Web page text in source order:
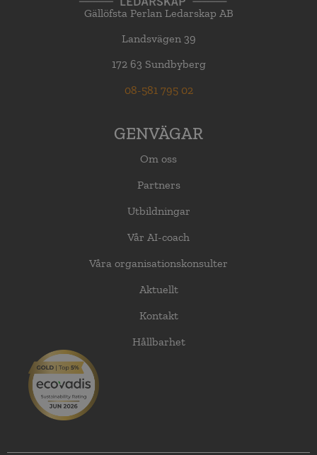
Gällöfsta Perlan Ledarskap AB
Landsvägen 39
172 63 Sundbyberg
08-581 795 02
GENVÄGAR
Om oss
Partners
Utbildningar
Vår AI-coach
Våra organisationskonsulter
Aktuellt
Kontakt
Hållbarhet